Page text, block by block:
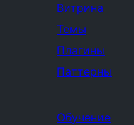
Витрина
Темы
Плагины
Паттерны
Обучение